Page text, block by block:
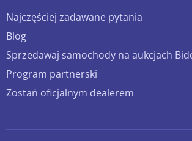
Najczęściej zadawane pytania
Blog
Sprzedawaj samochody na aukcjach
Program partnerski
Zostań oficjalnym dealerem